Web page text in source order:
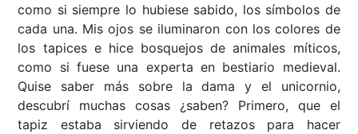
como si siempre lo hubiese sabido, los símbolos de
cada una. Mis ojos se iluminaron con los colores de
los tapices e hice bosquejos de animales míticos,
como si fuese una experta en bestiario medieval.
Quise saber más sobre la dama y el unicornio,
descubrí muchas cosas ¿saben? Primero, que el
tapiz estaba sirviendo de retazos para hacer